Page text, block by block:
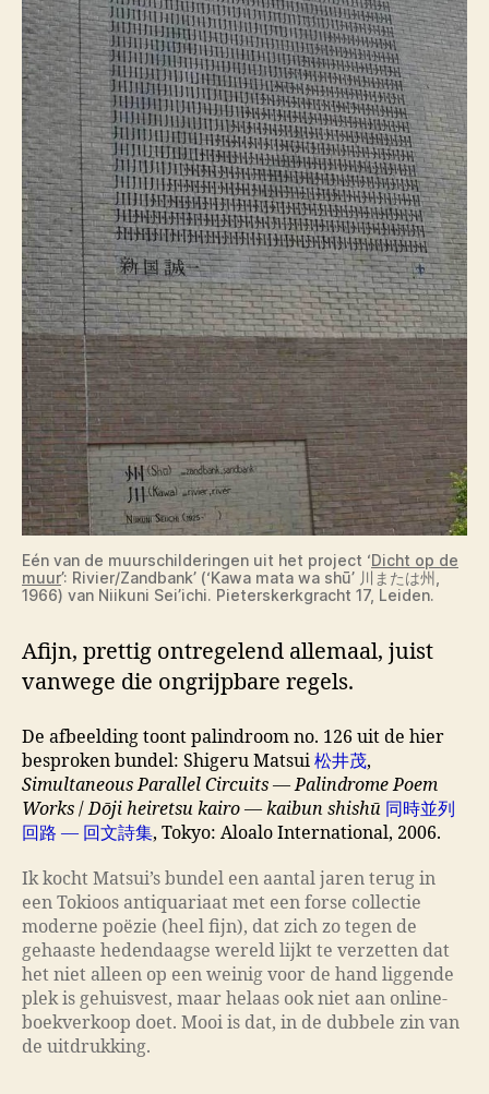
Eén van de muurschilderingen uit het project ‘Dicht op de
muur’: Rivier/Zandbank’ (‘Kawa mata wa shū’ 川または州,
1966) van Niikuni Sei’ichi. Pieterskerkgracht 17, Leiden.
Afijn, prettig ontregelend allemaal, juist
vanwege die ongrijpbare regels.
De afbeelding toont palindroom no. 126 uit de hier
besproken bundel: Shigeru Matsui 松井茂,
Simultaneous Parallel Circuits — Palindrome Poem
Works /Dōji heiretsu kairo — kaibun shishū 同時並列
回路 — 回文詩集, Tokyo: Aloalo International, 2006.
Ik kocht Matsui’s bundel een aantal jaren terug in
een Tokioos antiquariaat met een forse collectie
moderne poëzie (heel fijn), dat zich zo tegen de
gehaaste hedendaagse wereld lijkt te verzetten dat
het niet alleen op een weinig voor de hand liggende
plek is gehuisvest, maar helaas ook niet aan online-
boekverkoop doet. Mooi is dat, in de dubbele zin van
de uitdrukking.